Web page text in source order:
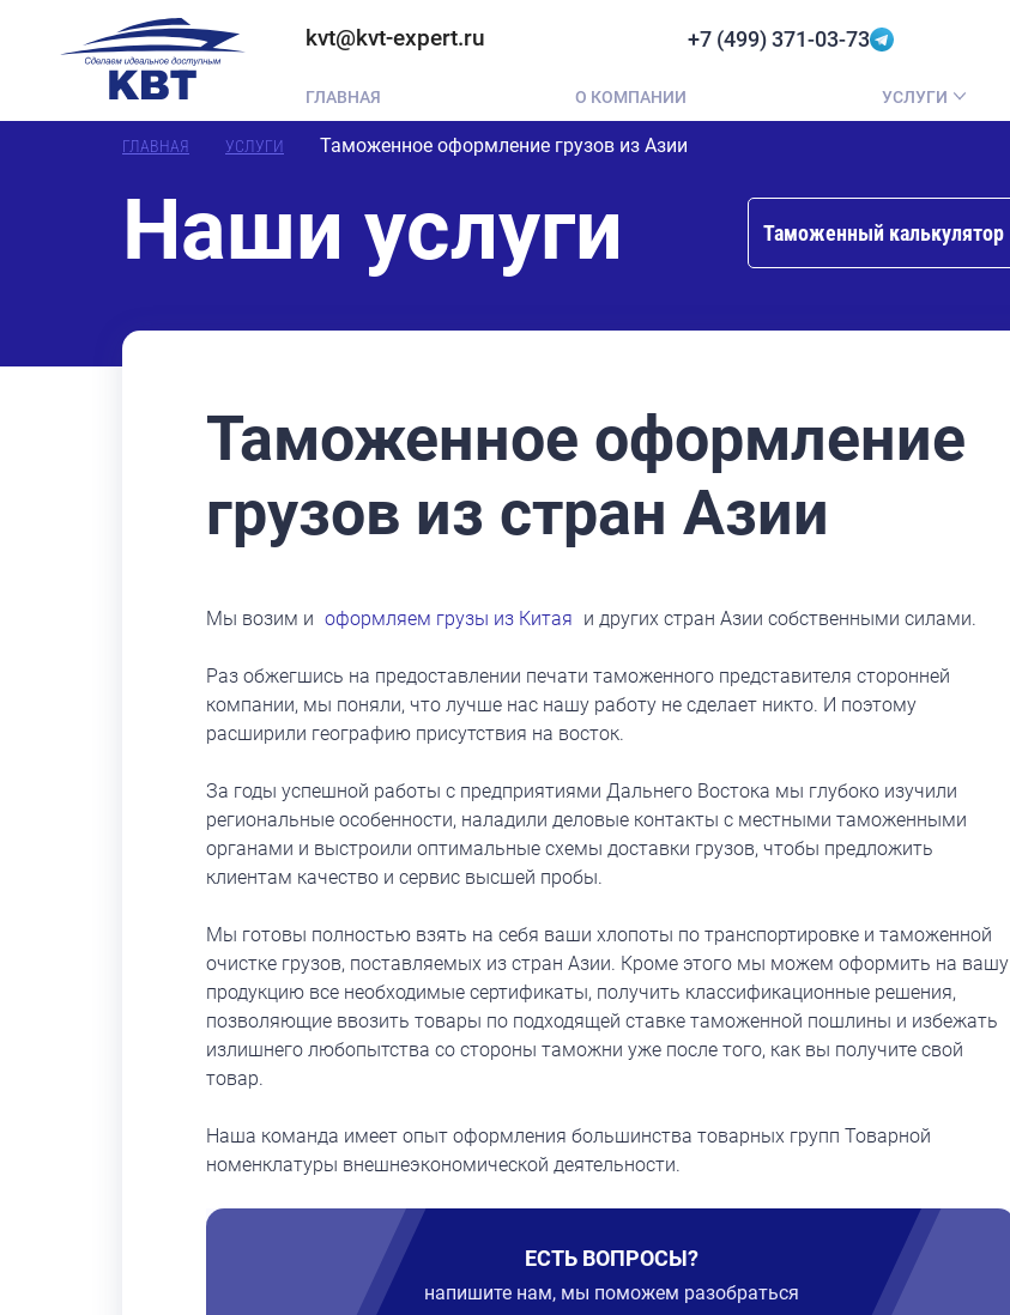
ГЛАВНАЯ О КОМПАНИИ УСЛУГИ
kvt@kvt-expert.ru +7 (499) 371-03-73
ГЛАВНАЯ УСЛУГИ Таможенное оформление грузов из Азии
Наши услуги Таможенный калькулятор
Таможенное оформление
грузов из стран Азии
Мы возим и оформляем грузы из Китая и других стран Азии собственными силами.
Раз обжегшись на предоставлении печати таможенного представителя сторонней
компании, мы поняли, что лучше нас нашу работу не сделает никто. И поэтому
расширили географию присутствия на восток.
За годы успешной работы с предприятиями Дальнего Востока мы глубоко изучили
региональные особенности, наладили деловые контакты с местными таможенными
органами и выстроили оптимальные схемы доставки грузов, чтобы предложить
клиентам качество и сервис высшей пробы.
Мы готовы полностью взять на себя ваши хлопоты по транспортировке и таможенной
очистке грузов, поставляемых из стран Азии. Кроме этого мы можем оформить на вашу
продукцию все необходимые сертификаты, получить классификационные решения,
позволяющие ввозить товары по подходящей ставке таможенной пошлины и избежать
излишнего любопытства со стороны таможни уже после того, как вы получите свой
товар.
Наша команда имеет опыт оформления большинства товарных групп Товарной
номенклатуры внешнеэкономической деятельности.
ЕСТЬ ВОПРОСЫ?
напишите нам, мы поможем разобраться